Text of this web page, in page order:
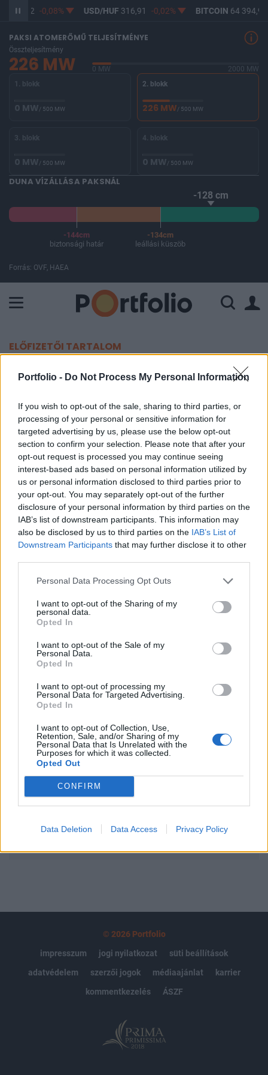
Portfolio - Do Not Process My Personal Information
If you wish to opt-out of the sale, sharing to third parties, or
processing of your personal or sensitive information for
targeted advertising by us, please use the below opt-out
section to confirm your selection. Please note that after your
opt-out request is processed you may continue seeing
interest-based ads based on personal information utilized by
us or personal information disclosed to third parties prior to
your opt-out. You may separately opt-out of the further
disclosure of your personal information by third parties on the
IAB’s list of downstream participants. This information may
also be disclosed by us to third parties on the IAB’s List of
Downstream Participants that may further disclose it to other
Personal Data Processing Opt Outs
I want to opt-out of the Sharing of my
personal data.
Opted In
I want to opt-out of the Sale of my
Personal Data.
Opted In
I want to opt-out of processing my
Personal Data for Targeted Advertising.
Opted In
I want to opt-out of Collection, Use,
Retention, Sale, and/or Sharing of my
Personal Data that Is Unrelated with the
Purposes for which it was collected.
Opted Out
CONFIRM
Data Deletion Data Access Privacy Policy
365,12 -0,08% USD/HUF316,91 -0,02% BITCOIN64 394,92
PAKSI ATOMERŐMŰ TELJESÍTMÉNYE
Összteljesítmény
226 MW 0 MW
2000 MW
1. blokk
0 MW/ 500 MW
2. blokk
226 MW/ 500 MW
3. blokk
0 MW/ 500 MW
4. blokk
0 MW/ 500 MW
DUNA VÍZÁLLÁSA PAKSNÁL
-128 cm
-144cm
biztonsági határ
-134cm
leállási küszöb
Forrás: OVF, HAEA
ELŐFIZETŐI TARTALOM
Ő az Alibaba új elnöke
Portfolio
2018. szeptember 10. 17:35
Jack Ma, az Alibaba elnöke ma levélben jelentette
be, hogy visszavonul, és átadja elnöki pozícióját,
amelyet hamarosan a vállalat mostani
vezérigazgatója, Daniel Zhang tölt majd be.
Zhang több mint egy évtizede dolgozik az Alibabánál, 2015
óta tölti be a vezérigazgatói pozíciót, karrierjének nagy
részét a vállalat alaptevékenységében, az online
kiskereskedelmi szegmensben töltötte. Nevéhez fűződik a
Singles Day bevezetése, a november 11-én tartott
kedvezménnyel csábítják a vásárlókat, mostanra ez...
KEDVES OLVASÓNK!
A keresett cikk a portfolio.hu hírarchívumához
tartozik, melynek olvasása előfizetéses
regisztrációhoz kötött.
Portfolio.hu teljes cikkarchívum
Kötéslisták: BÉT elmúlt 2 év napon belüli
kötéslistái
Előfizetés
© 2026 Portfolio
impresszum
jogi nyilatkozat
süti beállítások
adatvédelem
szerzői jogok médiaajánlat
karrier
kommentkezelés
ÁSZF